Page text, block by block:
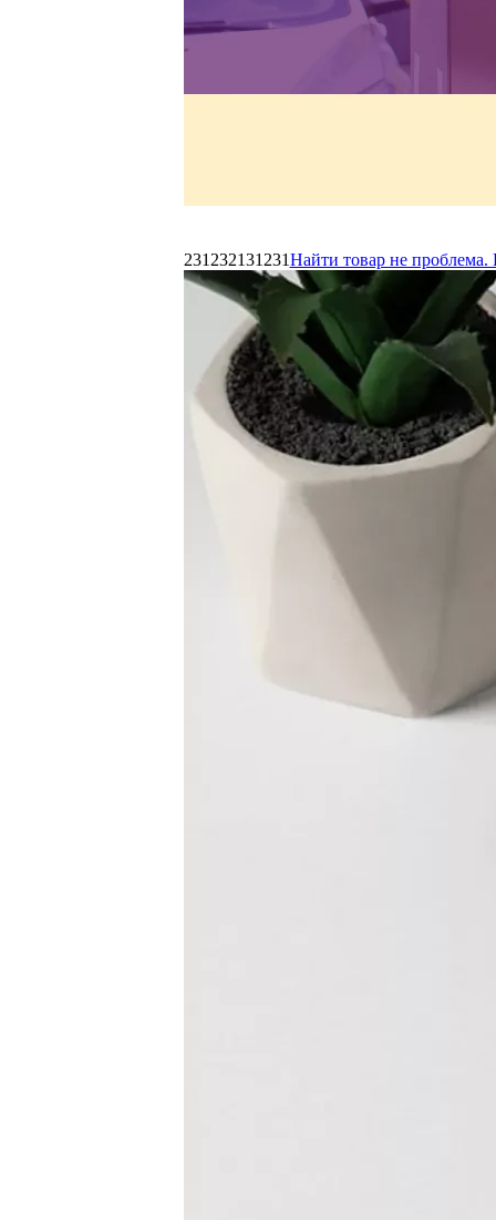
231232131231Найти товар не проблема.